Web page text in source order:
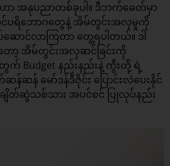
ာ အနုပညာတစ်ခုပါ။ ဒီဘက်ခေတ်မှာ
င်ပရိဘောဂတွေနဲ့ အိမ်တွင်းအလှမှုကို
ောင်လာကြတာ တွေ့ရပါတယ်။ ဒါ
ာတော့ အိမ်တွင်းအလှဆင်ခြင်းကို
Budget နည်းနည်းနဲ့ ကွီးတို့ ရဲ့
ဆန် မော်ဒန်ဒီဇိုင်း ပြောင်းလဲပေးနိုင်
ျိတ်ဆွဲသစ်သား အပင်စင် ပြုလုပ်နည်း